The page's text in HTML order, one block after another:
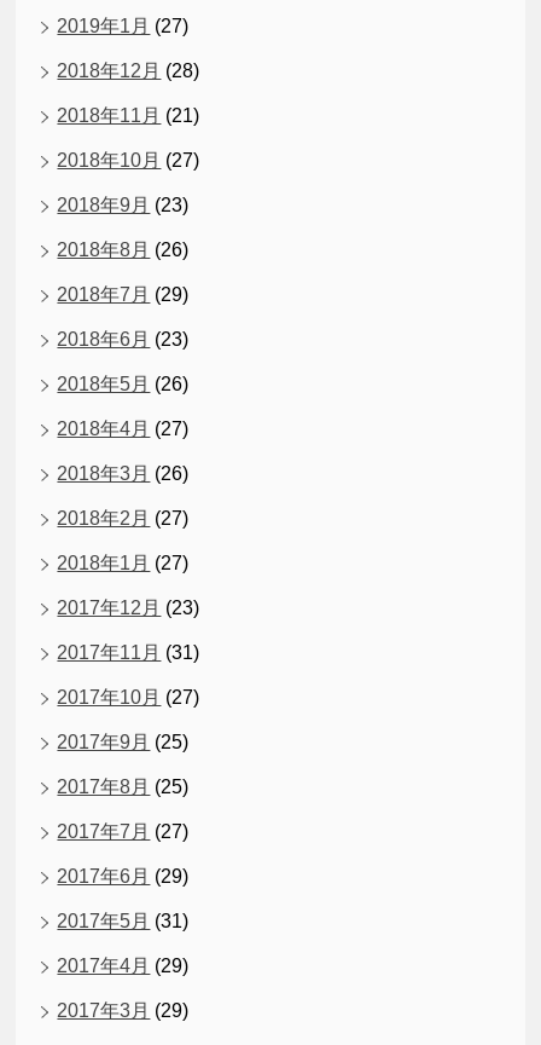
2019年1月 (27)
2018年12月 (28)
2018年11月 (21)
2018年10月 (27)
2018年9月 (23)
2018年8月 (26)
2018年7月 (29)
2018年6月 (23)
2018年5月 (26)
2018年4月 (27)
2018年3月 (26)
2018年2月 (27)
2018年1月 (27)
2017年12月 (23)
2017年11月 (31)
2017年10月 (27)
2017年9月 (25)
2017年8月 (25)
2017年7月 (27)
2017年6月 (29)
2017年5月 (31)
2017年4月 (29)
2017年3月 (29)